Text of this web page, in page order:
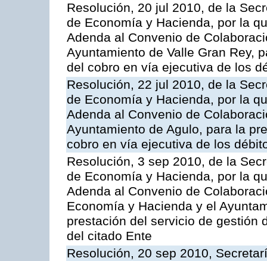
Resolución, 20 jul 2010, de la
de Economía y Hacienda, por la
Adenda al Convenio de
Ayuntamiento de Valle Gran Rey,
del cobro en vía ejecutiva de los
Resolución, 22 jul 2010, de la
de Economía y Hacienda, por la
Adenda al Convenio de
Ayuntamiento de Agulo, para la
cobro en vía ejecutiva de los
Resolución, 3 sep 2010, de la
de Economía y Hacienda, por la
Adenda al Convenio de
Economía y Hacienda y el
prestación del servicio de gestión
del citado Ente
Resolución, 20 sep 2010,